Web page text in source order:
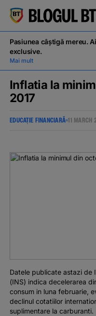
кириллица
Pentru antreprenori
Banking, pe relaxare
Pasiunea câștigă mereu.
exclusive.
Mai mult
Inflatia la
2017
EDUCAȚIE FINANCIARĂ 11 MARCH
Datele publicate astazi de
(INS) indica decelerarea
consum in luna februarie,
declinul cotatiilor
suplimentare la carburanti.